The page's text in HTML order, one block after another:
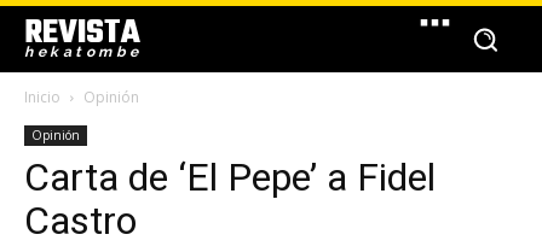
REVISTA
hekatombe
Inicio Opinión
Opinión
Carta de ‘El Pepe’ a Fidel
Castro